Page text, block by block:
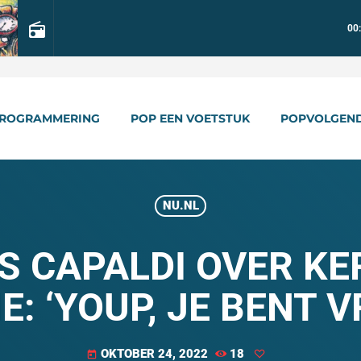
radio
POP EEN VOETSTUK
NU.NL
CAPALDI OVER
‘YOUP, JE BENT
today OKTOBER 24, 2022 18